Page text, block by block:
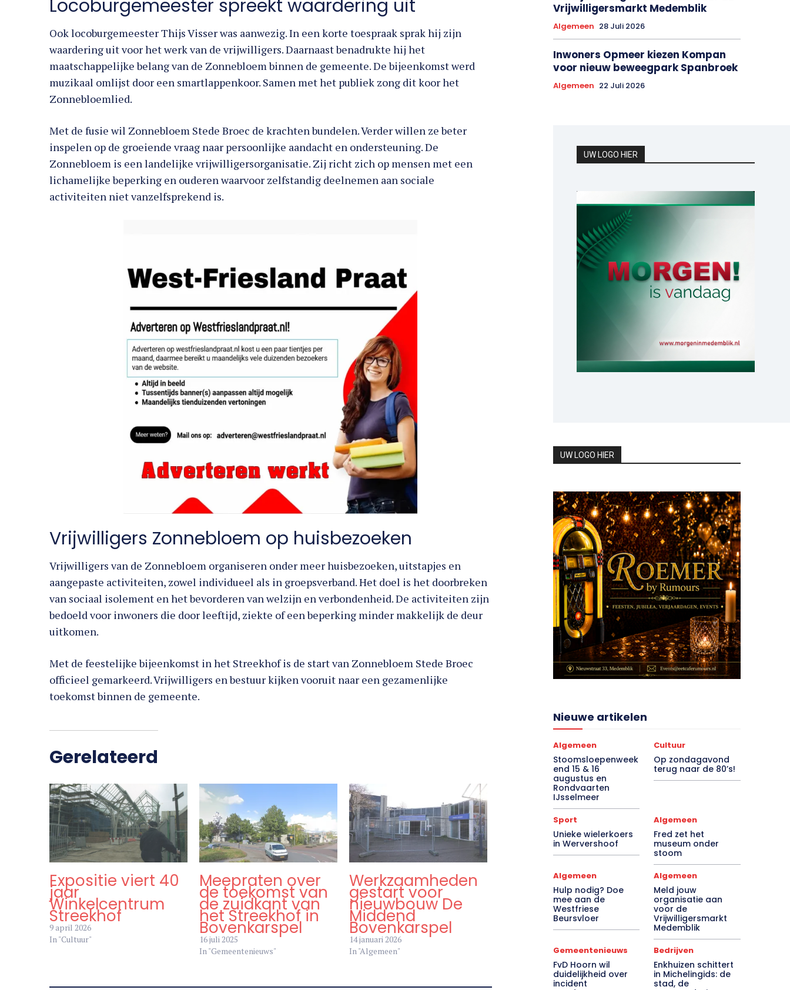
Locoburgemeester spreekt waardering uit
Ook locoburgemeester Thijs Visser was aanwezig. In een korte toespraak sprak hij zijn
waardering uit voor het werk van de vrijwilligers. Daarnaast benadrukte hij het
maatschappelijke belang van de Zonnebloem binnen de gemeente. De bijeenkomst werd
muzikaal omlijst door een smartlappenkoor. Samen met het publiek zong dit koor het
Zonnebloemlied.
Met de fusie wil Zonnebloem Stede Broec de krachten bundelen. Verder willen ze beter
inspelen op de groeiende vraag naar persoonlijke aandacht en ondersteuning. De
Zonnebloem is een landelijke vrijwilligersorganisatie. Zij richt zich op mensen met een
lichamelijke beperking en ouderen waarvoor zelfstandig deelnemen aan sociale
activiteiten niet vanzelfsprekend is.
Vrijwilligers Zonnebloem op huisbezoeken
Vrijwilligers van de Zonnebloem organiseren onder meer huisbezoeken, uitstapjes en
aangepaste activiteiten, zowel individueel als in groepsverband. Het doel is het doorbreken
van sociaal isolement en het bevorderen van welzijn en verbondenheid. De activiteiten zijn
bedoeld voor inwoners die door leeftijd, ziekte of een beperking minder makkelijk de deur
uitkomen.
Met de feestelijke bijeenkomst in het Streekhof is de start van Zonnebloem Stede Broec
officieel gemarkeerd. Vrijwilligers en bestuur kijken vooruit naar een gezamenlijke
toekomst binnen de gemeente.
Gerelateerd
Expositie viert 40
jaar
Winkelcentrum
Streekhof
9 april 2026
In "Cultuur"
Meepraten over
de toekomst van
de zuidkant van
het Streekhof in
Bovenkarspel
16 juli 2025
In "Gemeentenieuws"
Werkzaamheden
gestart voor
nieuwbouw De
Middend
Bovenkarspel
14 januari 2026
In "Algemeen"
Vrijwilligersmarkt Medemblik
Algemeen 28 Juli 2026
Inwoners Opmeer kiezen Kompan
voor nieuw beweegpark Spanbroek
Algemeen 22 Juli 2026
UW LOGO HIER
UW LOGO HIER
Nieuwe artikelen
Algemeen
Stoomsloepenweek
end 15 & 16
augustus en
Rondvaarten
IJsselmeer
Cultuur
Op zondagavond
terug naar de 80’s!
Sport
Unieke wielerkoers
in Wervershoof
Algemeen
Fred zet het
museum onder
stoom
Algemeen
Hulp nodig? Doe
mee aan de
Westfriese
Beursvloer
Algemeen
Meld jouw
organisatie aan
voor de
Vrijwilligersmarkt
Medemblik
Gemeentenieuws
FvD Hoorn wil
duidelijkheid over
incident
Bedrijven
Enkhuizen schittert
in Michelingids: de
stad, de